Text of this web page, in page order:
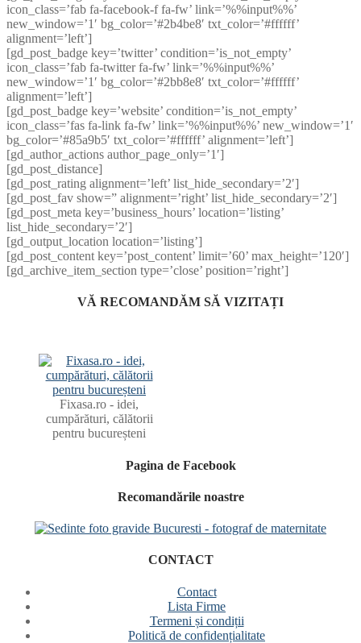
icon_class=’fab fa-facebook-f fa-fw’ link=’%%input%%’
new_window=’1′ bg_color=’#2b4be8′ txt_color=’#ffffff’
alignment=’left’]
[gd_post_badge key=’twitter’ condition=’is_not_empty’
icon_class=’fab fa-twitter fa-fw’ link=’%%input%%’
new_window=’1′ bg_color=’#2bb8e8′ txt_color=’#ffffff’
alignment=’left’]
[gd_post_badge key=’website’ condition=’is_not_empty’
icon_class=’fas fa-link fa-fw’ link=’%%input%%’ new_window=’1′
bg_color=’#85a9b5′ txt_color=’#ffffff’ alignment=’left’]
[gd_author_actions author_page_only=’1′]
[gd_post_distance]
[gd_post_rating alignment=’left’ list_hide_secondary=’2′]
[gd_post_fav show=” alignment=’right’ list_hide_secondary=’2′]
[gd_post_meta key=’business_hours’ location=’listing’
list_hide_secondary=’2′]
[gd_output_location location=’listing’]
[gd_post_content key=’post_content’ limit=’60’ max_height=’120′]
[gd_archive_item_section type=’close’ position=’right’]
VĂ RECOMANDĂM SĂ VIZITAȚI
Fixasa.ro - idei,
cumpărături, călătorii
pentru bucureșteni
Pagina de Facebook
Recomandările noastre
CONTACT
Contact
Lista Firme
Termeni și condiții
Politică de confidențialitate